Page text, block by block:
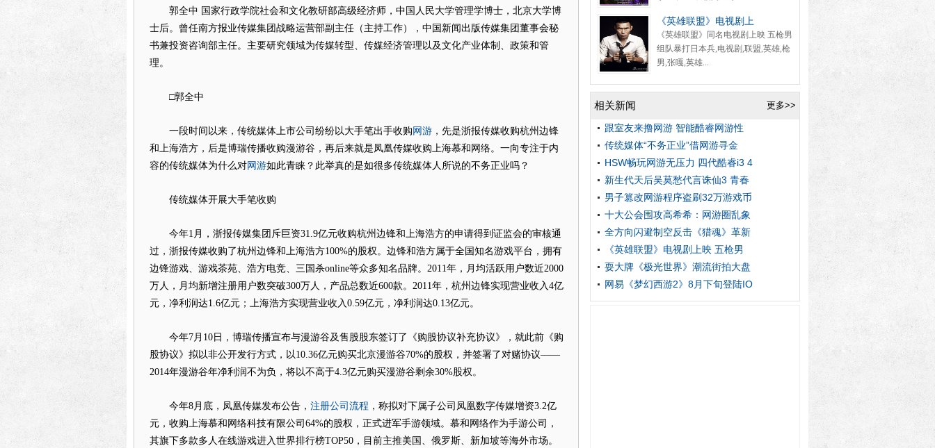
郭全中 国家行政学院社会和文化教研部高级经济师，中国人民大学管理学博士，北京大学博
士后。曾任南方报业传媒集团战略运营部副主任（主持工作），中国新闻出版传媒集团董事会秘
书兼投资咨询部主任。主要研究领域为传媒转型、传媒经济管理以及文化产业体制、政策和管
理。
□郭全中
一段时间以来，传统媒体上市公司纷纷以大手笔出手收购网游，先是浙报传媒收购杭州边锋
和上海浩方，后是博瑞传播收购漫游谷，再后来就是凤凰传媒收购上海慕和网络。一向专注于内
容的传统媒体为什么对网游如此青睐？此举真的是如很多传统媒体人所说的不务正业吗？
传统媒体开展大手笔收购
今年1月，浙报传媒集团斥巨资31.9亿元收购杭州边锋和上海浩方的申请得到证监会的审核通
过，浙报传媒收购了杭州边锋和上海浩方100%的股权。边锋和浩方属于全国知名游戏平台，拥有
边锋游戏、游戏茶苑、浩方电竞、三国杀online等众多知名品牌。2011年，月均活跃用户数近2000
万人，月均新增注册用户数突破300万人，产品总数近600款。2011年，杭州边锋实现营业收入4亿
元，净利润达1.6亿元；上海浩方实现营业收入0.59亿元，净利润达0.13亿元。
今年7月10日，博瑞传播宣布与漫游谷及售股股东签订了《购股协议补充协议》，就此前《购
股协议》拟以非公开发行方式，以10.36亿元购买北京漫游谷70%的股权，并签署了对赌协议——
2014年漫游谷年净利润不为负，将以不高于4.3亿元购买漫游谷剩余30%股权。
今年8月底，凤凰传媒发布公告， 注册公司流程 ，称拟对下属子公司凤凰数字传媒增资3.2亿
元，收购上海慕和网络科技有限公司64%的股权，正式进军手游领域。慕和网络作为手游公司，
其旗下多款多人在线游戏进入世界排行榜TOP50，目前主推美国、俄罗斯、新加坡等海外市场。
《英雄联盟》电视剧上
《英雄联盟》同名电视剧上映 五枪男
组队暴打日本兵,电视剧,联盟,英雄,枪
男,张嘎,英雄...
更多>>
相关新闻
跟室友来撸网游 智能酷睿网游性
传统媒体“不务正业”借网游寻金
HSW畅玩网游无压力 四代酷睿i3 4
新生代天后吴莫愁代言诛仙3 青春
男子篡改网游程序盗刷32万游戏币
十大公会围攻高希希：网游圈乱象
全方向闪避制空反击《猎魂》革新
《英雄联盟》电视剧上映 五枪男
耍大牌《极光世界》潮流街拍大盘
网易《梦幻西游2》8月下旬登陆IO